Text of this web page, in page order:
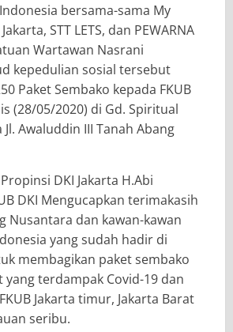
bersama-sama My
STT LETS, dan PEWARNA
Wartawan Nasrani
kepedulian sosial tersebut
Paket Sembako kepada FKUB
(28/05/2020) di Gd. Spiritual
Jl. Awaluddin III Tanah Abang
DKI Jakarta H.Abi
DKI Mengucapkan terimakasih
Nusantara dan kawan-kawan
yang sudah hadir di
membagikan paket sembako
yang terdampak Covid-19 dan
Jakarta timur, Jakarta Barat
seribu.